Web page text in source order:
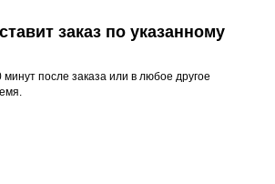
заказ по указанному
после заказа или в любое другое